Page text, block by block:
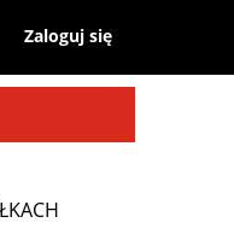
Zaloguj się